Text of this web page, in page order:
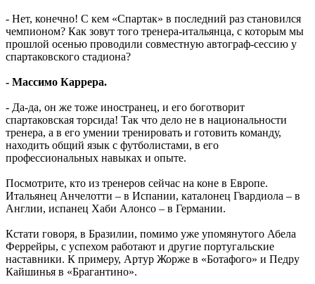
- Нет, конечно! С кем «Спартак» в последний раз становился
чемпионом? Как зовут того тренера-итальянца, с которым мы
прошлой осенью проводили совместную автограф-сессию у
спартаковского стадиона?
- Массимо Каррера.
- Да-да, он же тоже иностранец, и его боготворит
спартаковская торсида! Так что дело не в национальности
тренера, а в его умении тренировать и готовить команду,
находить общий язык с футболистами, в его
профессиональных навыках и опыте.
Посмотрите, кто из тренеров сейчас на коне в Европе.
Итальянец Анчелотти – в Испании, каталонец Гвардиола – в
Англии, испанец Хаби Алонсо – в Германии.
Кстати говоря, в Бразилии, помимо уже упомянутого Абела
Феррейры, с успехом работают и другие португальские
наставники. К примеру, Артур Жорже в «Ботафого» и Педру
Кайшинья в «Брагантино».